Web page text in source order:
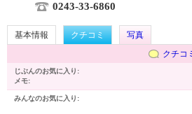
0243-33-6860
基本情報 クチコミ
写真
クチコ
じぶんのお気に入り:
メモ:
みんなのお気に入り: